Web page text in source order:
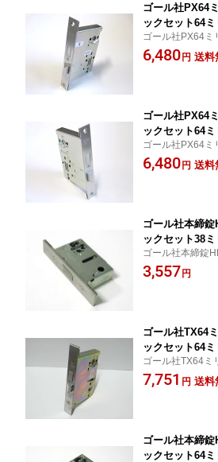
ゴール社PX64
ックセット64
L ゴール☆PX
玄関 ドア 扉 修
ゴール社PX64ミ
セット64ミリ 右
6,480 円 送料
ゴール社PX64
ックセット64
L ゴール☆PX
玄関 ドア 扉 修
ゴール社PX64ミ
セット64ミリ 左
6,480 円 送料
ゴール社本締
ックセット38
D☆GOAL ゴー
補修 交換 部品
ゴール社本締錠
セット38ミリ
3,557 円
ゴール社TX64
ックセット64
X 64☆GOAL
修理 補修 交換
ゴール社TX64ミ
セット64ミリ
7,751 円 送料
ゴール社本締
ックセット64